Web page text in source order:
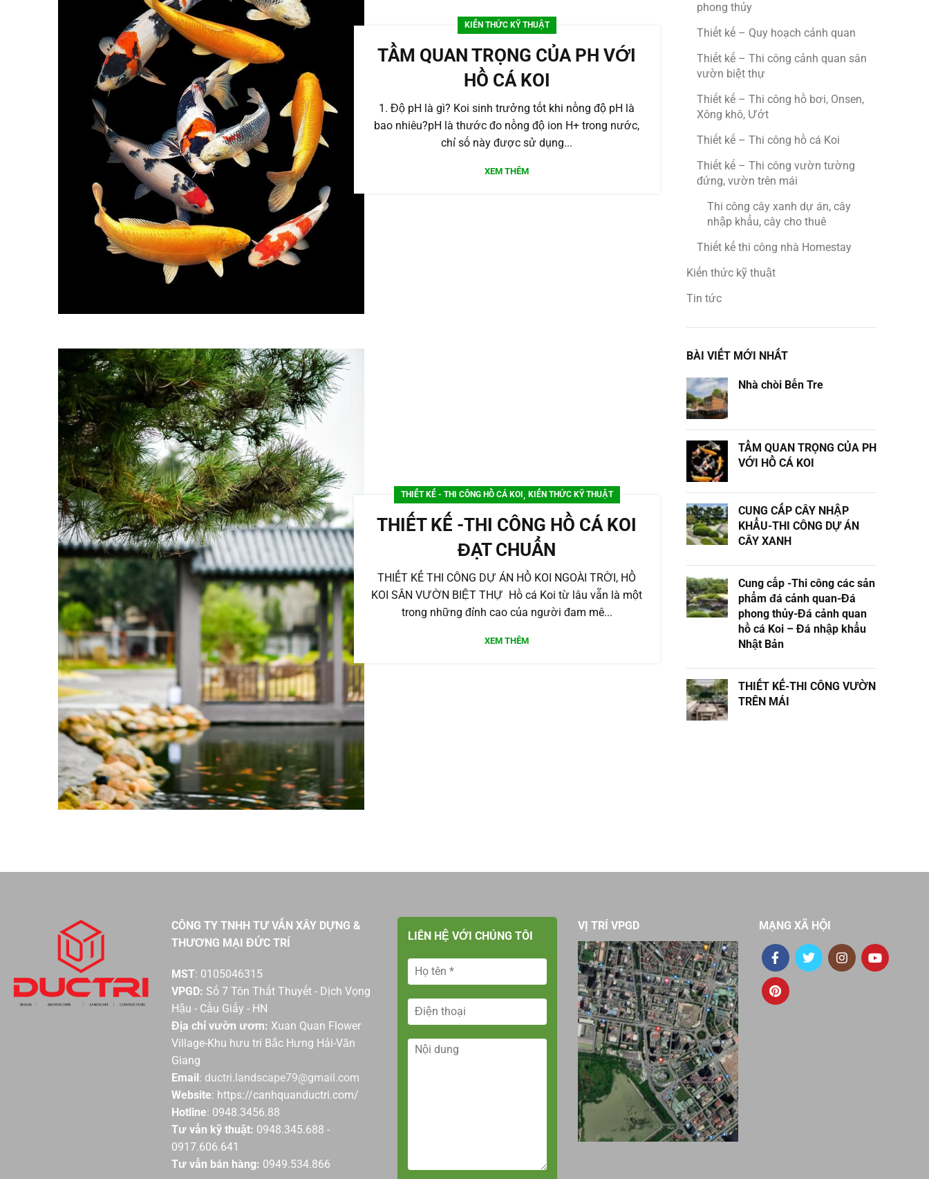
KIẾN THỨC KỸ THUẬT
TẦM QUAN TRỌNG CỦA PH VỚI
HỒ CÁ KOI
1. Độ pH là gì? Koi sinh trưởng tốt khi nồng độ pH là
bao nhiêu?pH là thước đo nồng độ ion H+ trong nước,
chỉ số này được sử dụng...
XEM THÊM
THIẾT KẾ - THI CÔNG HỒ CÁ KOI , KIẾN THỨC KỸ THUẬT
THIẾT KẾ -THI CÔNG HỒ CÁ KOI
ĐẠT CHUẨN
THIẾT KẾ THI CÔNG DỰ ÁN HỒ KOI NGOÀI TRỜI, HỒ
KOI SÂN VƯỜN BIỆT THỰ Hồ cá Koi từ lâu vẫn là một
trong những đỉnh cao của người đam mê...
XEM THÊM
phong thủy
Thiết kế – Quy hoạch cảnh quan
Thiết kế – Thi công cảnh quan sân
vườn biệt thự
Thiết kế – Thi công hồ bơi, Onsen,
Xông khô, Ướt
Thiết kế – Thi công hồ cá Koi
Thiết kế – Thi công vườn tường
đứng, vườn trên mái
Thi công cây xanh dự án, cây
nhập khẩu, cây cho thuê
Thiết kế thi công nhà Homestay
Kiến thức kỹ thuật
Tin tức
BÀI VIẾT MỚI NHẤT
Nhà chòi Bến Tre
TẦM QUAN TRỌNG CỦA PH
VỚI HỒ CÁ KOI
CUNG CẤP CÂY NHẬP
KHẨU-THI CÔNG DỰ ÁN
CÂY XANH
Cung cấp -Thi công các sản
phẩm đá cảnh quan-Đá
phong thủy-Đá cảnh quan
hồ cá Koi – Đá nhập khẩu
Nhật Bản
THIẾT KẾ-THI CÔNG VƯỜN
TRÊN MÁI
CÔNG TY TNHH TƯ VẤN XÂY DỰNG &
THƯƠNG MẠI ĐỨC TRÍ
MST: 0105046315
VPGD: Số 7 Tôn Thất Thuyết - Dịch Vọng
Hậu - Cầu Giấy - HN
Địa chỉ vườn ươm: Xuan Quan Flower
Village-Khu hưu trí Bắc Hưng Hải-Văn
Giang
Email: ductri.landscape79@gmail.com
Website: https://canhquanductri.com/
Hotline: 0948.3456.88
Tư vấn kỹ thuật: 0948.345.688 -
0917.606.641
Tư vấn bán hàng: 0949.534.866
LIÊN HỆ VỚI CHÚNG TÔI
VỊ TRÍ VPGD MẠNG XÃ HỘI